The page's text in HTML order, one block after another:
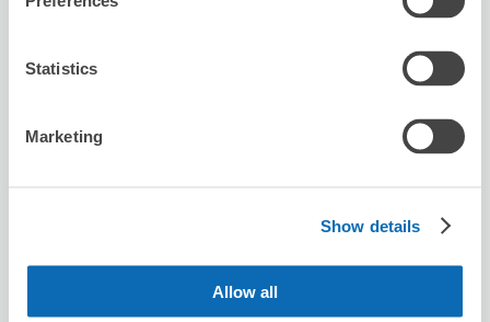
Statistics
Marketing
Show details
Allow all
保管できる荷物数
8/12水
ラムしゃぶ金の目 渋谷店
本日の営業時間: 14:30〜23:00